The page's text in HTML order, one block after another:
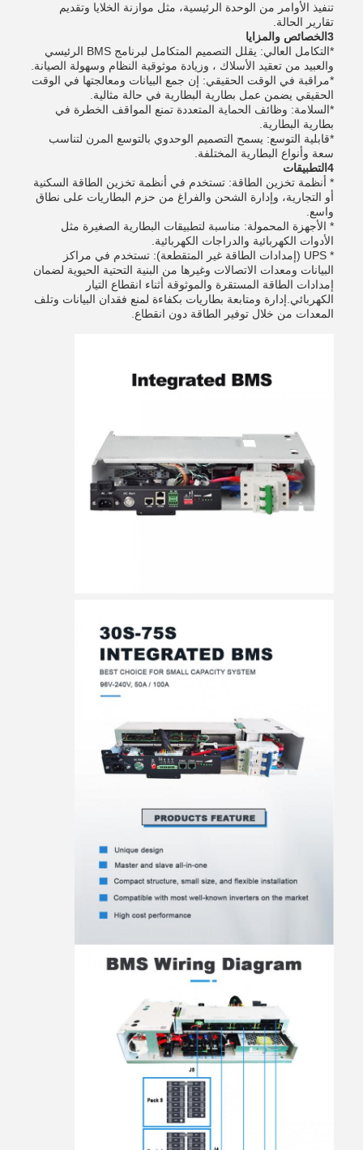
تنفيذ الأوامر من الوحدة الرئيسية، مثل موازنة الخلايا وتقديم
تقارير الحالة.
3الخصائص والمزايا
*
التكامل العالي: يقلل التصميم المتكامل لبرنامج BMS الرئيسي
والعبيد من تعقيد الأسلاك ، وزيادة موثوقية النظام وسهولة الصيانة.
*مراقبة في الوقت الحقيقي: إن جمع البيانات ومعالجتها في الوقت
الحقيقي يضمن عمل بطارية البطارية في حالة مثالية.
*السلامة: وظائف الحماية المتعددة تمنع المواقف الخطرة في
بطارية البطارية.
*قابلية التوسع: يسمح التصميم الوحدوي بالتوسع المرن لتناسب
سعة وأنواع البطارية المختلفة.
4التطبيقات
* أنظمة تخزين الطاقة: تستخدم في أنظمة تخزين الطاقة السكنية
أو التجارية، وإدارة الشحن والفراغ من حزم البطاريات على نطاق
واسع.
* الأجهزة المحمولة: مناسبة لتطبيقات البطارية الصغيرة مثل
الأدوات الكهربائية والدراجات الكهربائية.
* UPS (إمدادات الطاقة غير المتقطعة): تستخدم في مراكز
البيانات ومعدات الاتصالات وغيرها من البنية التحتية الحيوية لضمان
إمدادات الطاقة المستقرة والموثوقة أثناء انقطاع التيار
الكهربائي.إدارة ومتابعة بطاريات بكفاءة لمنع فقدان البيانات وتلف
المعدات من خلال توفير الطاقة دون انقطاع.